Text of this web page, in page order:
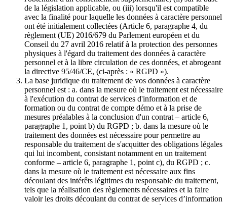
de la législation applicable, ou (iii) lorsqu'il est compatible
avec la finalité pour laquelle les données à caractère personnel
ont été initialement collectées (Article 6, paragraphe 4, du
règlement (UE) 2016/679 du Parlement européen et du
Conseil du 27 avril 2016 relatif à la protection des personnes
physiques à l'égard du traitement des données à caractère
personnel et à la libre circulation de ces données, et abrogeant
la directive 95/46/CE, (ci-après : « RGPD »).
La base juridique du traitement de vos données à caractère
personnel est : a. dans la mesure où le traitement est nécessaire
à l'exécution du contrat de services d'information et de
formation ou du contrat de compte démo et à la prise de
mesures préalables à la conclusion d'un contrat – article 6,
paragraphe 1, point b) du RGPD ; b. dans la mesure où le
traitement des données est nécessaire pour permettre au
responsable du traitement de s'acquitter des obligations légales
qui lui incombent, consistant notamment en un traitement
conforme – article 6, paragraphe 1, point c), du RGPD ; c.
dans la mesure où le traitement est nécessaire aux fins
découlant des intérêts légitimes du responsable du traitement,
tels que la réalisation des règlements nécessaires et la faire
valoir les droits découlant du contrat de services d’information